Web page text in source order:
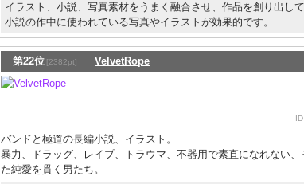
イラスト、小説、写真素材をうまく融合させ、作品を創り出して
小説の作中に使われている写真やイラストが効果的です。
第22位 [2382pt] VelvetRope
ID
バンドと極道の長編小説、イラスト。
暴力、ドラッグ、レイプ、トラウマ、不器用で素直になれない、
た純愛を貫く男たち。